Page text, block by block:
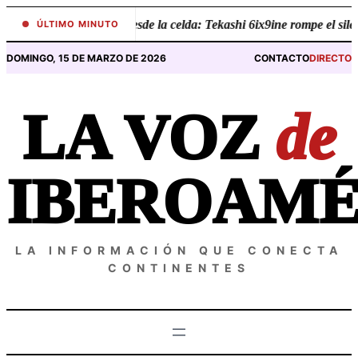
Saltar
al
contenido
ÚLTIMO MINUTO
• Revelaciones desde la celda: Tekashi 6ix9ine rompe el
DOMINGO, 15 DE MARZO DE 2026 CONTACTODIRECTO
LA VOZ de
LA INFORMACIÓN QUE CONECTA
CONTINENTES